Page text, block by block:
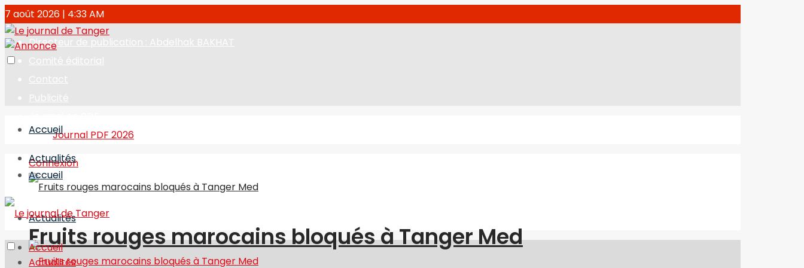
7 août 2026 | 4:33 AM
Directeur de publication : Abdelhak BAKHAT
Comité éditorial
Contact
Publicité
Journal PDF 2026
Connexion
Accueil
Actualités
Fruits rouges marocains bloqués à Tanger Med
Accueil
Actualités
Accueil
Actualités